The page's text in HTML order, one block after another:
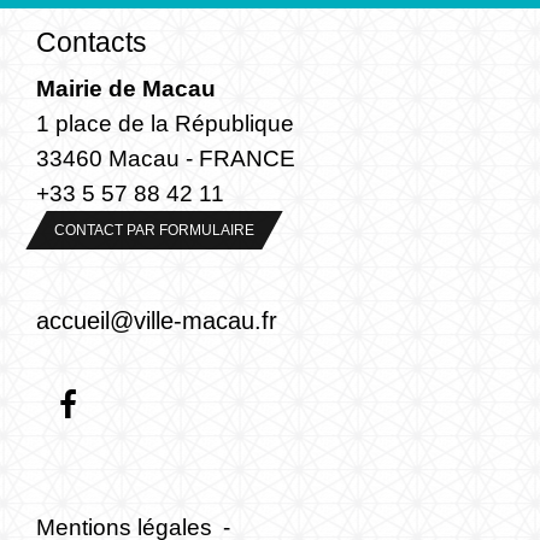
Contacts
Mairie de Macau
1 place de la République
33460 Macau - FRANCE
+33 5 57 88 42 11
CONTACT PAR FORMULAIRE
accueil@ville-macau.fr
Mentions légales -